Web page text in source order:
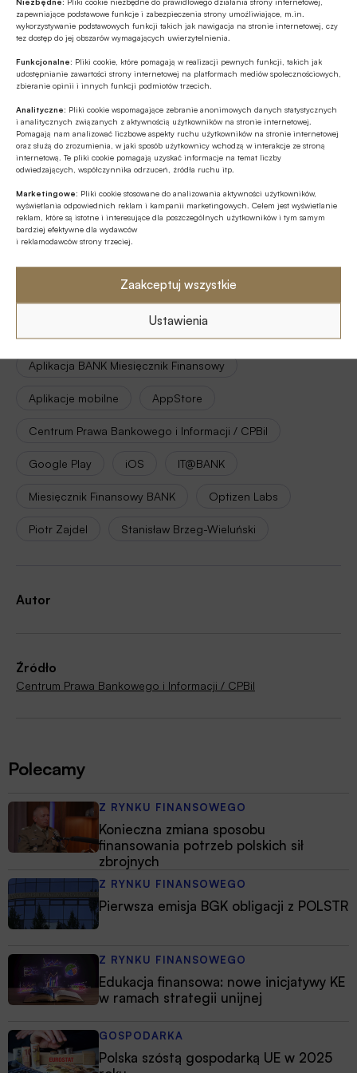
zapewniające podstawowe funkcje i zabezpieczenia strony umożliwiające, m.in.
wykorzystywanie podstawowych funkcji takich jak nawigacja na stronie internetowej, czy
tez dostęp do jej obszarów wymagających uwierzytelnienia.
Funkcjonalne: Pliki cookie, które pomagają w realizacji pewnych funkcji, takich jak
udostępnianie zawartości strony internetowej na platformach mediów społecznościowych,
zbieranie opinii i innych funkcji podmiotów trzecich.
Analityczne: Pliki cookie wspomagające zebranie anonimowych danych statystycznych
i analitycznych związanych z aktywnością użytkowników na stronie internetowej.
Pomagają nam analizować liczbowe aspekty ruchu użytkowników na stronie internetowej
oraz służą do zrozumienia, w jaki sposób użytkownicy wchodzą w interakcje ze stroną
internetową. Te pliki cookie pomagają uzyskać informacje na temat liczby
odwiedzających, współczynnika odrzuceń, źródła ruchu itp.
Marketingowe: Pliki cookie stosowane do analizowania aktywności użytkowników,
wyświetlania odpowiednich reklam i kampanii marketingowych. Celem jest wyświetlanie
reklam, które są istotne i interesujące dla poszczególnych użytkowników i tym samym
bardziej efektywne dla wydawców
i reklamodawców strony trzeciej.
Zaakceptuj wszystkie
Ustawienia
za IT w bankach, firmach ubezpieczeniowych,
SKOK-ach oraz firmach technologicznych.
Aplikację, od 17 listopada, można pobrać z App
Udostępnij
Tagi
Aplikacja BANK Miesięcznik Finansowy
Aplikacje mobilne AppStore
Centrum Prawa Bankowego i Informacji / CPBiI
Google Play iOS IT@BANK
Miesięcznik Finansowy BANK Optizen Labs
Piotr Zajdel Stanisław Brzeg-Wieluński
Autor
Źródło
Centrum Prawa Bankowego i Informacji / CPBiI
Polecamy
Z RYNKU FINANSOWEGO
Konieczna zmiana sposobu
finansowania potrzeb polskich sił
zbrojnych
Z RYNKU FINANSOWEGO
Pierwsza emisja BGK obligacji z POLSTR
Z RYNKU FINANSOWEGO
Edukacja finansowa: nowe inicjatywy KE
w ramach strategii unijnej
GOSPODARKA
Polska szóstą gospodarką UE w 2025